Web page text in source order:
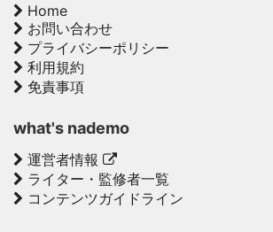
Home
お問い合わせ
プライバシーポリシー
利用規約
免責事項
what's nademo
運営者情報
ライター・監修者一覧
コンテンツガイドライン